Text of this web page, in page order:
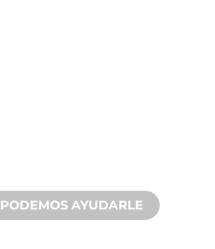
PODEMOS AYUDARLE